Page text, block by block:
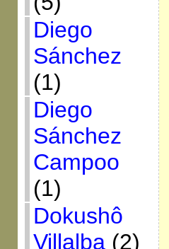
Diego
Sánchez
(1)
Diego
Sánchez
Campoo
(1)
Dokushô
Villalba(2)